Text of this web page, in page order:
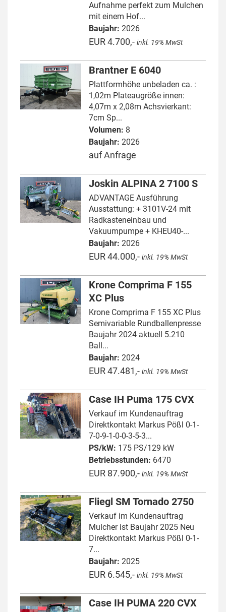
Aufnahme perfekt zum Mulchen
mit einem Hof...
Baujahr: 2026
EUR 4.700,- inkl. 19% MwSt
Brantner E 6040
Plattformhöhe unbeladen ca. :
1,02m Plateaugröße innen:
4,07m x 2,08m Achsvierkant:
7cm Sp...
Volumen: 8
Baujahr: 2026
auf Anfrage
Joskin ALPINA 2 7100 S
ADVANTAGE Ausführung
Ausstattung: + 3101V-24 mit
Radkasteneinbau und
Vakuumpumpe + KHEU40-...
Baujahr: 2026
EUR 44.000,- inkl. 19% MwSt
Krone Comprima F 155
XC Plus
Krone Comprima F 155 XC Plus
Semivariable Rundballenpresse
Baujahr 2024 aktuell 5.210
Ball...
Baujahr: 2024
EUR 47.481,- inkl. 19% MwSt
Case IH Puma 175 CVX
Verkauf im Kundenauftrag
Direktkontakt Markus Pößl 0-1-
7-0-9-1-0-0-3-5-3...
PS/kW: 175 PS/129 kW
Betriebsstunden: 6470
EUR 87.900,- inkl. 19% MwSt
Fliegl SM Tornado 2750
Verkauf im Kundenauftrag
Mulcher ist Baujahr 2025 Neu
Direktkontakt Markus Pößl 0-1-
7...
Baujahr: 2025
EUR 6.545,- inkl. 19% MwSt
Case IH PUMA 220 CVX